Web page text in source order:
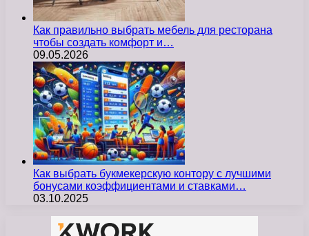
Как правильно выбрать мебель для ресторана
чтобы создать комфорт и…
09.05.2026
Как выбрать букмекерскую контору с лучшими
бонусами коэффициентами и ставками…
03.10.2025